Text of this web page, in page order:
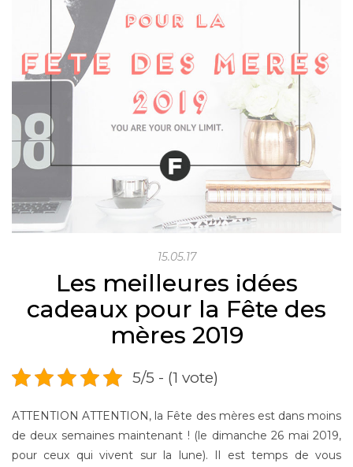
15.05.17
Les meilleures idées
cadeaux pour la Fête des
mères 2019
5/5 - (1 vote)
ATTENTION ATTENTION, la Fête des mères est dans moins
de deux semaines maintenant ! (le dimanche 26 mai 2019,
pour ceux qui vivent sur la lune). Il est temps de vous